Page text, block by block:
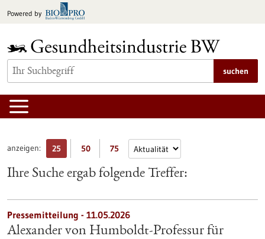
Inhalt
Powered by
suchen
anzeigen: 25 50 75
Ihre Suche ergab folgende Treffer:
Pressemitteilung - 11.05.2026
Alexander von Humboldt-Professur für